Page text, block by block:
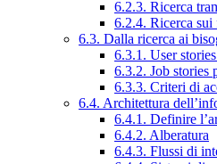
6.2.3. Ricerca
6.2.4. Ricerca sui
6.3. Dalla ricerca ai
6.3.1. User
6.3.2. Job stories
6.3.3. Criteri di
6.4. Architettura
6.4.1. Definire
6.4.2. Alberatura
6.4.3. Flussi di